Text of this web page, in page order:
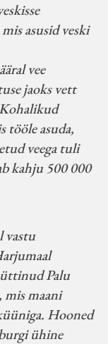
asusid veski
vee
jaoks vett
Kohalikud
tööle asuda,
veega tuli
kahju 500 000
vastu
Palu
mis maani
Hooned
ühine